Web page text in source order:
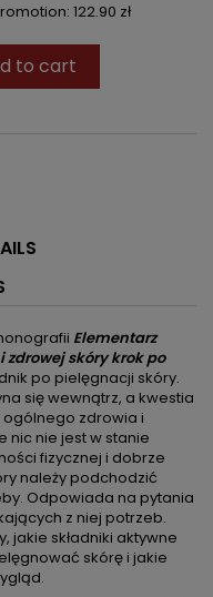
122.90 zł
to cart
Elementarz
skóry krok po
po pielęgnacji skóry.
się wewnątrz, a kwestia
zdrowia i
nic nie jest w stanie
fizycznej i dobrze
należy podchodzić
Odpowiada na pytania
z niej potrzeb.
jakie składniki aktywne
skórę i jakie